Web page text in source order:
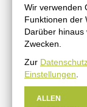
Amtsblatt
Öffentliche
Wir verwenden
Funktionen der
Darüber hinaus
Zwecken.
Zur
Einstellungen
ALLEN